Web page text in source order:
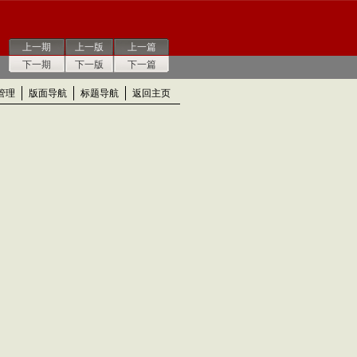
上一期
下一期
上一版
下一版
上一篇
下一篇
理 版面导航 标题导航 返回主页